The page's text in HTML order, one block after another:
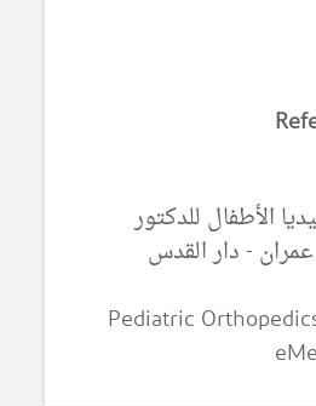
الأطفال للدكتور
- دار القدس
Pediatric